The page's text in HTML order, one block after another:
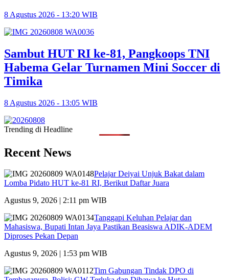
8 Agustus 2026 - 13:20 WIB
Sambut HUT RI ke-81, Pangkoops TNI
Habema Gelar Turnamen Mini Soccer di
Timika
8 Agustus 2026 - 13:05 WIB
Trending di Headline
Recent News
Pelajar Deiyai Unjuk Bakat dalam
Lomba Pidato HUT ke-81 RI, Berikut Daftar Juara
Agustus 9, 2026 | 2:11 pm WIB
Tanggapi Keluhan Pelajar dan
Mahasiswa, Bupati Intan Jaya Pastikan Beasiswa ADIK-ADEM
Diproses Pekan Depan
Agustus 9, 2026 | 1:53 pm WIB
Tim Gabungan Tindak DPO di